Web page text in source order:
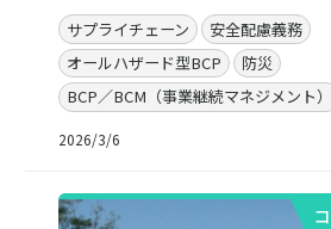
サプライチェーン
安全配慮義務
オールハザード型BCP
防災
BCP／BCM（事業継続マネジメント）
2026/3/6